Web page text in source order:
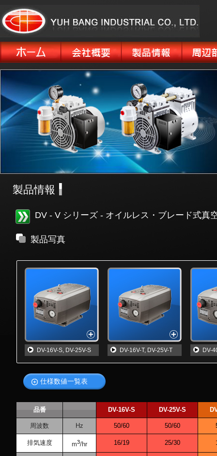
製品情報
DV - V シリーズ - オイルレス・ブレード式真
製品写真
DV-16V-S, DV-25V-S DV-16V-T, DV-25V-T DV-
仕様数値一覧表
品番 DV-16V-S DV-25V-S
周波数 Hz 50/60 50/60
排気速度 m3/hr 16/19 25/30